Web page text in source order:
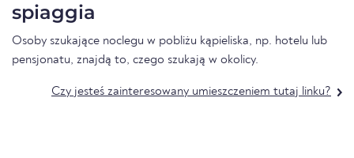
spiaggia
Osoby szukające noclegu w pobliżu kąpieliska, np. hotelu lub
pensjonatu, znajdą to, czego szukają w okolicy.
Czy jesteś zainteresowany umieszczeniem tutaj linku?